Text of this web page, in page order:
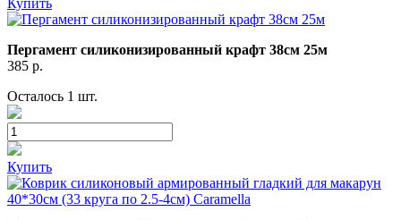
Пергамент силиконизированный крафт 38см 25м
385 р.
Осталось 1 шт.
Купить